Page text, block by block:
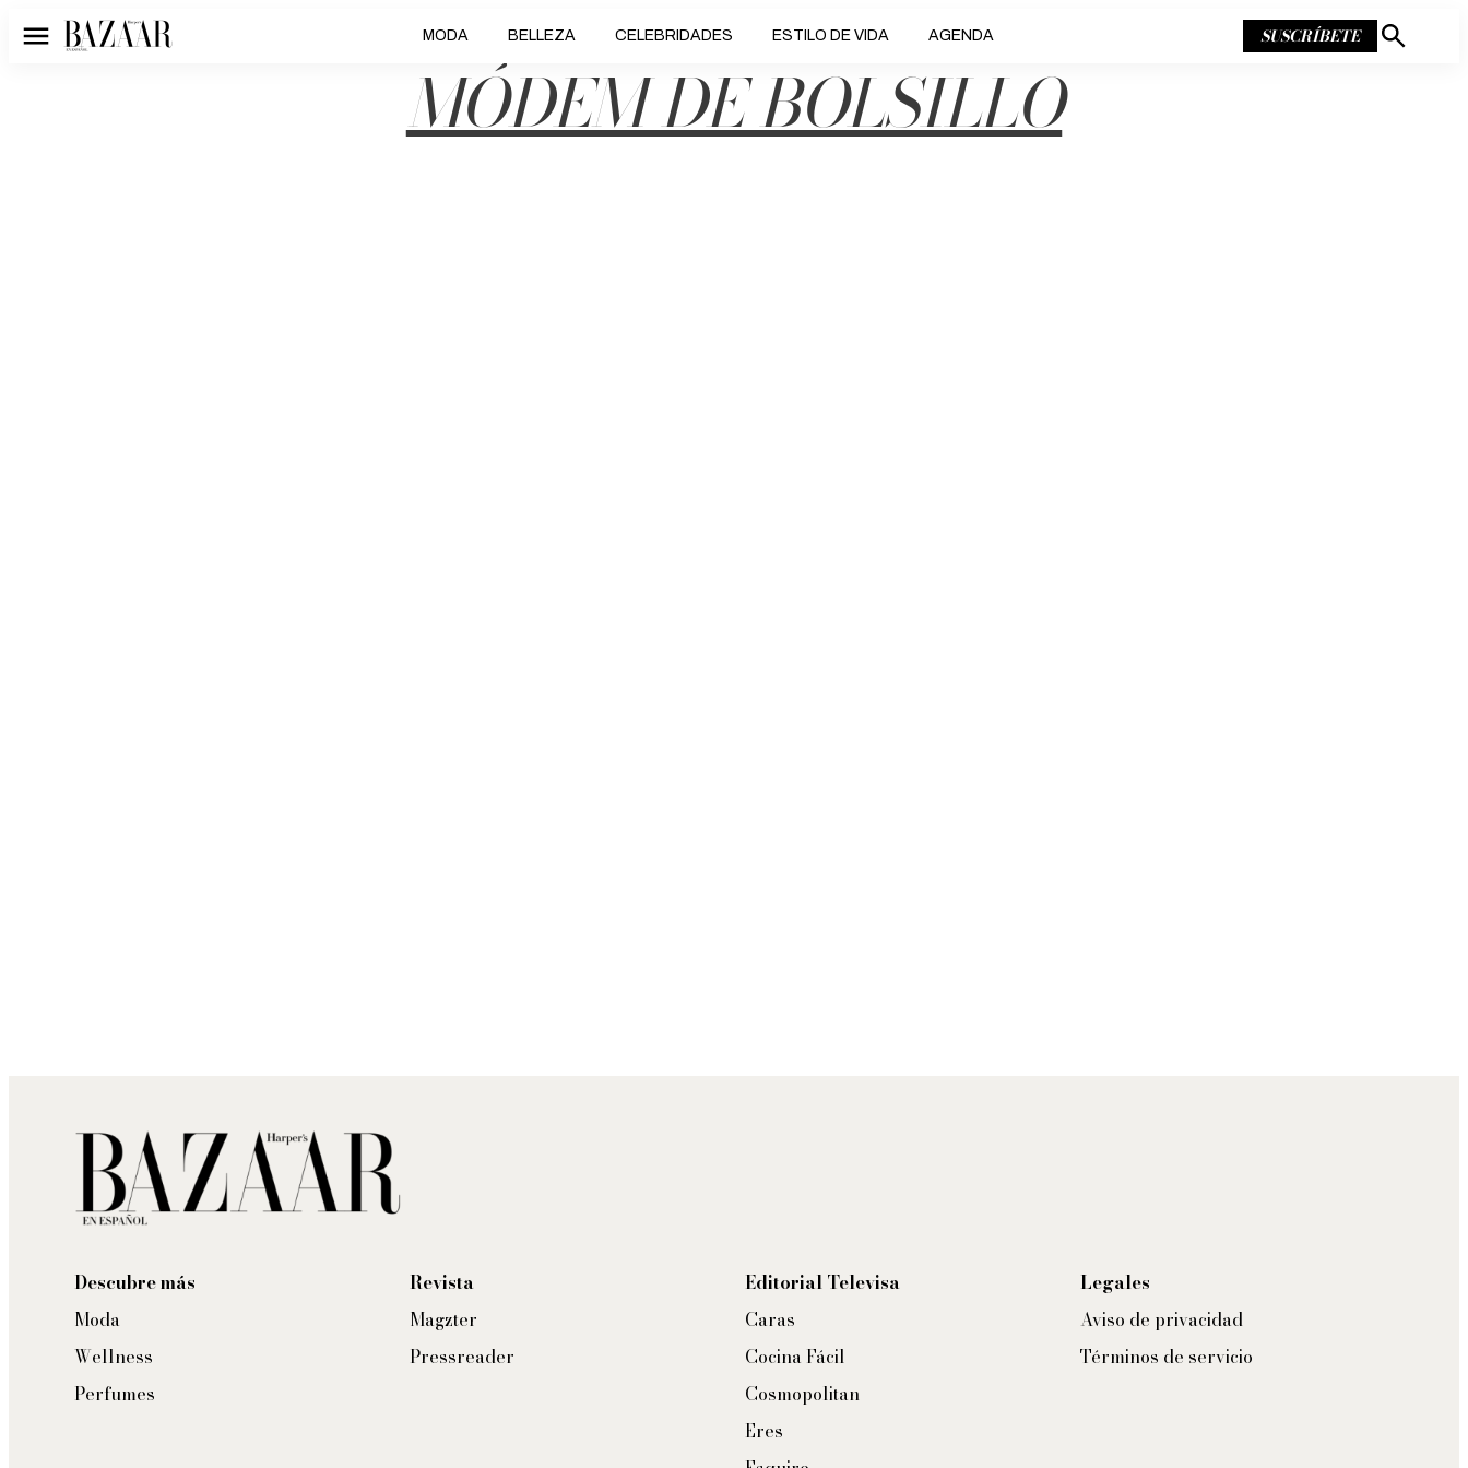
Menú MODA BELLEZA CELEBRIDADES ESTILO DE VIDA AGENDA SUSCRÍBETE
Mostrar
MÓDEM DE BOLSILLO
Descubre más
Moda
Wellness
Perfumes
Revista
Magzter
Pressreader
Editorial Televisa
Caras
Cocina Fácil
Cosmopolitan
Eres
Legales
Aviso de privacidad
Términos de servicio